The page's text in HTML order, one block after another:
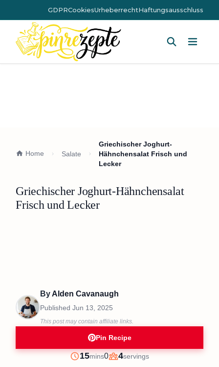
GDPRCookiesUrheberrechtHaftungsausschluss
Home Salate
Griechischer Joghurt-
Hähnchensalat Frisch und
Lecker
Griechischer Joghurt-Hähnchensalat
Frisch und Lecker
ByAlden Cavanaugh
Published Jun 13, 2025
This post may contain affiliate links.
Pin Recipe
Prep
15minutes
mins0
Servings
4servings